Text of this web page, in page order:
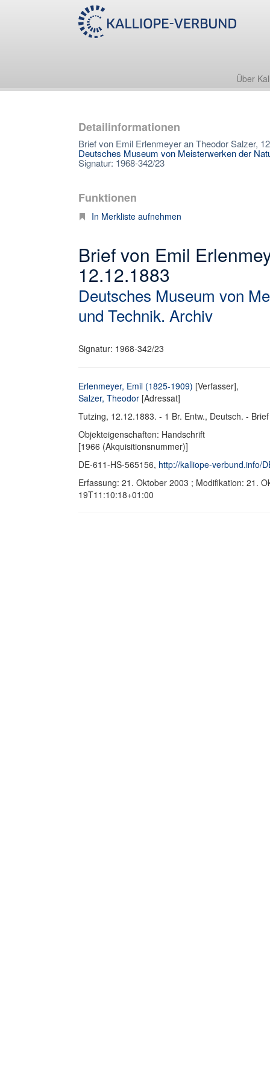
Über
Detailinformationen
Brief von Emil Erlenmeyer an Theodor Salzer,
Deutsches Museum von Meisterwerken der
Signatur: 1968-342/23
Funktionen
In Merkliste aufnehmen
Brief von Emil
12.12.1883
Deutsches Museum von
und Technik. Archiv
Signatur: 1968-342/23
Erlenmeyer, Emil (1825-1909) [Verfasser],
Salzer, Theodor [Adressat]
Tutzing, 12.12.1883. - 1 Br. Entw., Deutsch. - Brief
Objekteigenschaften: Handschrift
[1966 (Akquisitionsnummer)]
DE-611-HS-565156, http://kalliope-verbund.info/
Erfassung: 21. Oktober 2003 ; Modifikation: 21.
19T11:10:18+01:00